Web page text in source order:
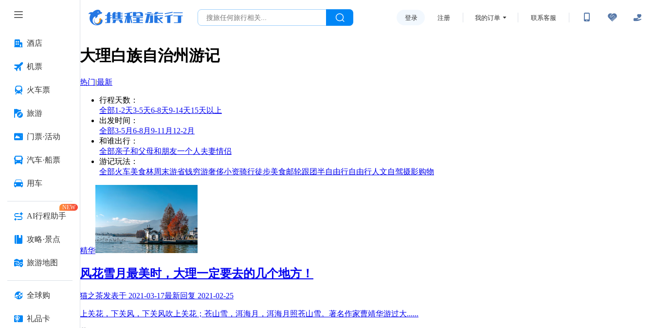
酒店
机票
火车票
旅游
门票·活动
汽车·船票
用车
AI行程助手
NEW
攻略·景点
旅游地图
全球购
礼品卡
登录 注册 我的订单 联系客服
大理白族自治州游记
热门|最新
行程天数 ：
全部1-2天3-5天6-8天9-14天15天以上
出发时间 ：
全部3-5月 6-8月 9-11月 12-2月
和谁出行 ：
全部亲子和父母和朋友一个人 夫妻情侣
游记玩法 ：
全部火车美食林周末游省钱穷游奢侈小资骑行徒步美食邮轮跟团半自由行自由行人文自驾摄影购物
精华
风花雪月最美时，大理一定要去的几个地方！
猫之茶发表于 2021-03-17最新回复 2021-02-25
上关花，下关风，下关风吹上关花；苍山雪，洱海月，洱海月照苍山雪。著名作家曹靖华游过大......